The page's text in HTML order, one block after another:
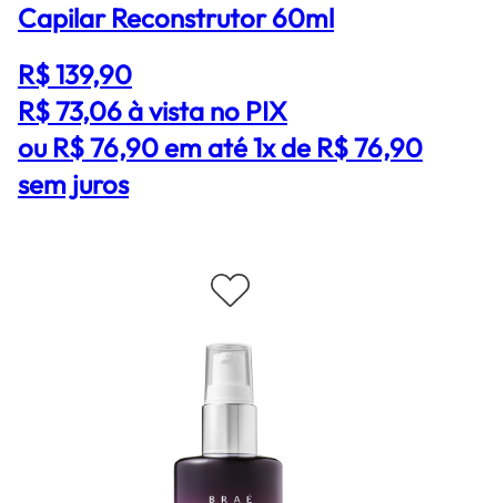
Capilar Reconstrutor 60ml
R$ 139,90
R$ 73,06à vista no PIX
ou R$ 76,90 em até 1x de R$ 76,90
sem juros